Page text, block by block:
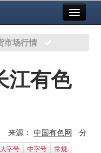
市场行情
江有色
来源： 中国有色网 分
大字号 中字号 常规